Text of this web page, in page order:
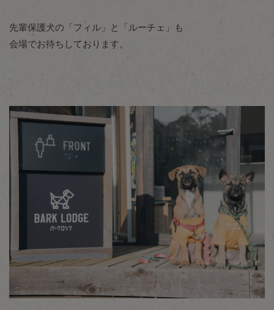
先輩保護犬の「フィル」と「ルーチェ」も
会場でお待ちしております。